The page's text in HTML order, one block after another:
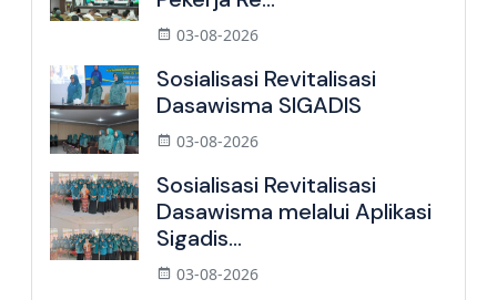
03-08-2026
Sosialisasi Revitalisasi
Dasawisma SIGADIS
03-08-2026
Sosialisasi Revitalisasi
Dasawisma melalui Aplikasi
Sigadis...
03-08-2026